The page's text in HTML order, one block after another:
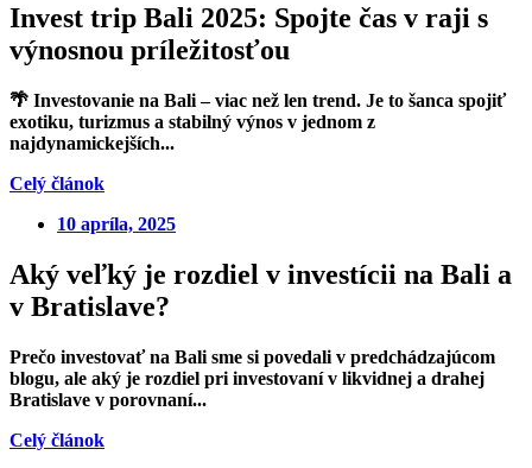
Invest trip Bali 2025: Spojte čas v raji s
výnosnou príležitosťou
🌴 Investovanie na Bali – viac než len trend. Je to šanca spojiť
exotiku, turizmus a stabilný výnos v jednom z
najdynamickejších...
Celý článok
10 apríla, 2025
Aký veľký je rozdiel v investícii na Bali a
v Bratislave?
Prečo investovať na Bali sme si povedali v predchádzajúcom
blogu, ale aký je rozdiel pri investovaní v likvidnej a drahej
Bratislave v porovnaní...
Celý článok